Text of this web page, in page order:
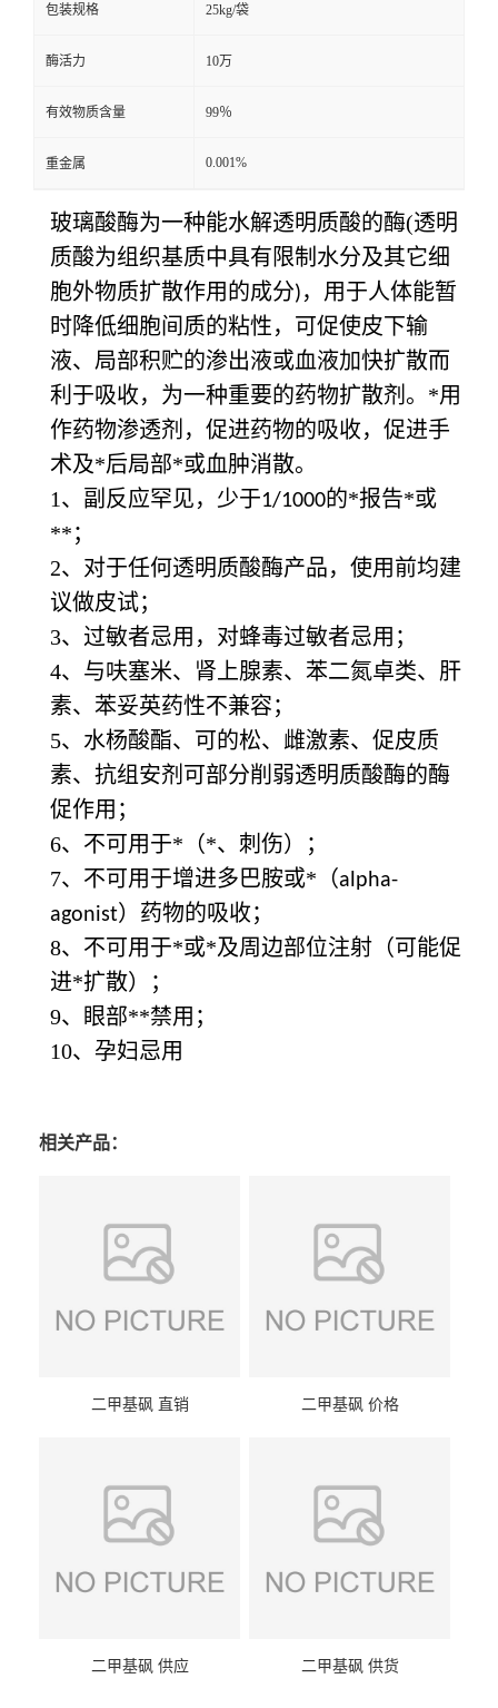
包装规格 25kg/袋
酶活力 10万
有效物质含量 99％
重金属 0.001%
玻璃酸酶为一种能水解透明质酸的酶(透明
质酸为组织基质中具有限制水分及其它细
胞外物质扩散作用的成分) ，用于人体能暂
时降低细胞间质的粘性，可促使皮下输
液、局部积贮的渗出液或血液加快扩散而
利于吸收，为一种重要的药物扩散剂。*用
作药物渗透剂，促进药物的吸收，促进手
术及*后局部*或血肿消散。
1、副反应罕见，少于1/1000的*报告*或
**；
2、对于任何透明质酸酶产品，使用前均建
议做皮试；
3、过敏者忌用，对蜂毒过敏者忌用；
4、与呋塞米、肾上腺素、苯二氮卓类、肝
素、苯妥英药性不兼容；
5、水杨酸酯、可的松、雌激素、促皮质
素、抗组安剂可部分削弱透明质酸酶的酶
促作用；
6、不可用于*（*、刺伤）；
7、不可用于增进多巴胺或*（alpha-
agonist）药物的吸收；
8、不可用于*或*及周边部位注射（可能促
进*扩散）；
9、眼部**禁用；
10、孕妇忌用
相关产品：
二甲基砜 直销 二甲基砜 价格
二甲基砜 供应 二甲基砜 供货